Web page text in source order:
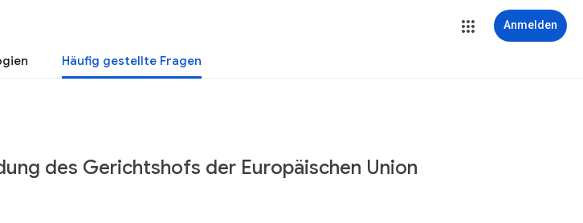
Anmelden
Häufig gestellte Fragen
des Gerichtshofs der Europäischen Union